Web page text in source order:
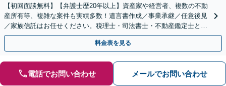
【初回面談無料】【弁護士歴20年以上】資産家や経営者、複数の不動
産所有等、複雑な案件も実績多数！遺言書作成／事業承継／任意後見
／家族信託はお任せください。税理士・司法書士・不動産鑑定士と連
携可。相続発生後も対応【夜間・休日相談可】
料金表を見る
電話でお問い合わせ メールでお問い合わせ